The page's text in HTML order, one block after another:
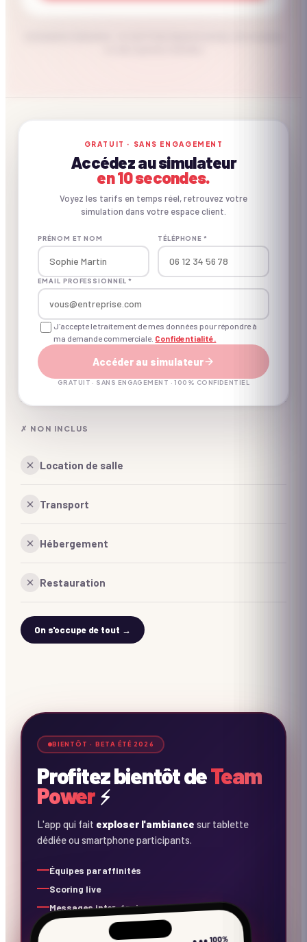
GRATUIT · SANS ENGAGEMENT
Accédez au simulateur
en 10 secondes.
Voyez les tarifs en temps réel, retrouvez votre
simulation dans votre espace client.
PRÉNOM ET NOM TÉLÉPHONE *
EMAIL PROFESSIONNEL *
J'accepte le traitement de mes données pour répondre à
ma demande commerciale. Confidentialité.
Accéder au simulateur
GRATUIT · SANS ENGAGEMENT · 100% CONFIDENTIEL
CE QU'ON APPORTE
Inclus vs. non inclus.
Concept créé pour le B2B
Matériel d'animation
Animateur(s) professionnel(s)
Coordination d'un expert à J-7
✗ NON INCLUS
Location de salle
Transport
Hébergement
Restauration
On s'occupe de tout →
⚡⚡
⚡ BIENTÔT · BETA ÉTÉ 2026
Profitez bientôt deTeam
Power ⚡
L'app qui fait exploser l'ambiance sur tablette
dédiée ou smartphone participants.
Équipes par affinités
Scoring live
Messages inter-équipes
Concours photos
● ●● 100%